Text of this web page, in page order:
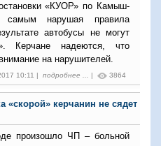
«КУОР» по Камыш-
самым нарушая правила
автобусы не могут
Керчане надеются, что
на нарушителей.
10:11 | подробнее ... | 3864
«скорой» керчанин не сядет
произошло ЧП – больной